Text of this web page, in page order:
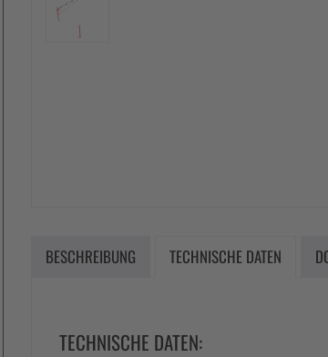
BESCHREIBUNG TECHNISCHE DATEN
TECHNISCHE DATEN: